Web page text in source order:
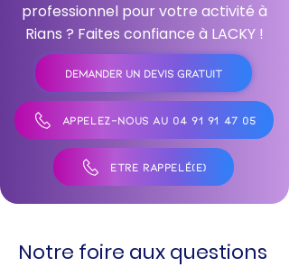
professionnel pour votre activité à
Rians ? Faites confiance à LACKY !
DEMANDER UN DEVIS GRATUIT
APPELEZ-NOUS AU 04 91 91 47 05
ÊTRE RAPPELÉ(E)
Notre foire aux questions